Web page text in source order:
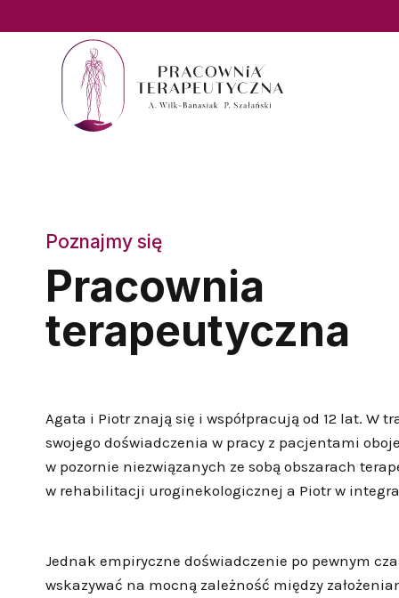
do
Poznajmy się
Pracownia
terapeutyczna
Agata i Piotr znają się i współpracują od 12 lat. W
swojego doświadczenia w pracy z pacjentami
w pozornie niezwiązanych ze sobą obszarach
w rehabilitacji uroginekologicznej a Piotr w
Jednak empiryczne doświadczenie po pewnym
wskazywać na mocną zależność między